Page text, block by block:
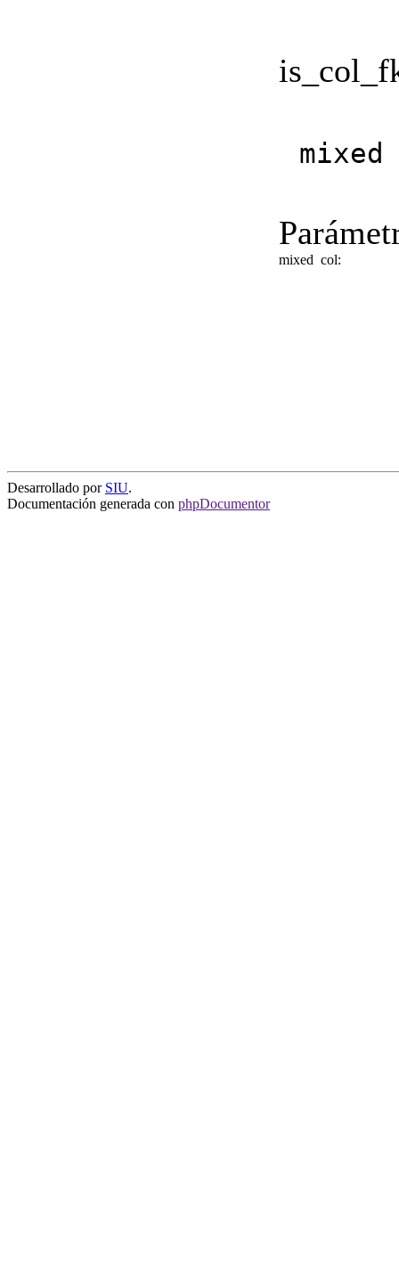
mixed col:
Desarrollado por SIU.
Documentación generada con phpDocumentor